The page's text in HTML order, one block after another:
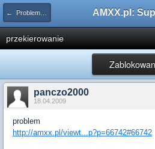
← Problemy z pluginami
przekierowanie
panczo2000
18.04.2009
problem
http://amxx.pl/viewt...p?p=66742#66742